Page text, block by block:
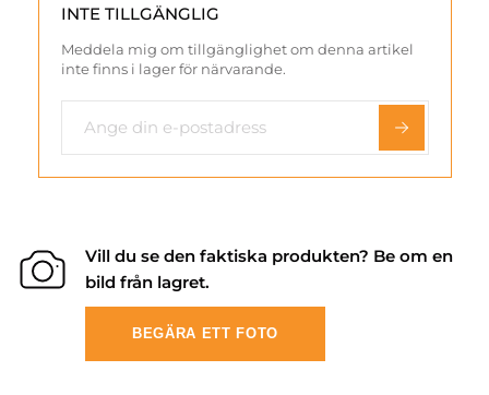
INTE TILLGÄNGLIG
Meddela mig om tillgänglighet om denna artikel
inte finns i lager för närvarande.
Vill du se den faktiska produkten? Be om en
bild från lagret.
BEGÄRA ETT FOTO